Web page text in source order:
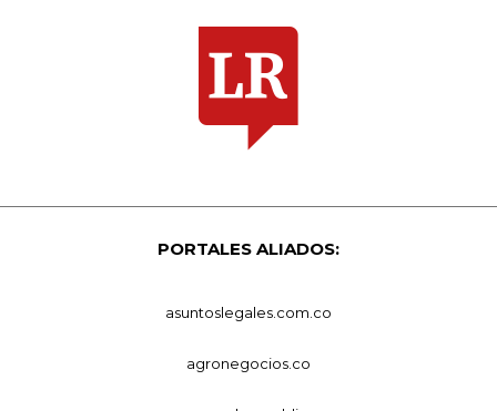
PORTALES ALIADOS:
asuntoslegales.com.co
agronegocios.co